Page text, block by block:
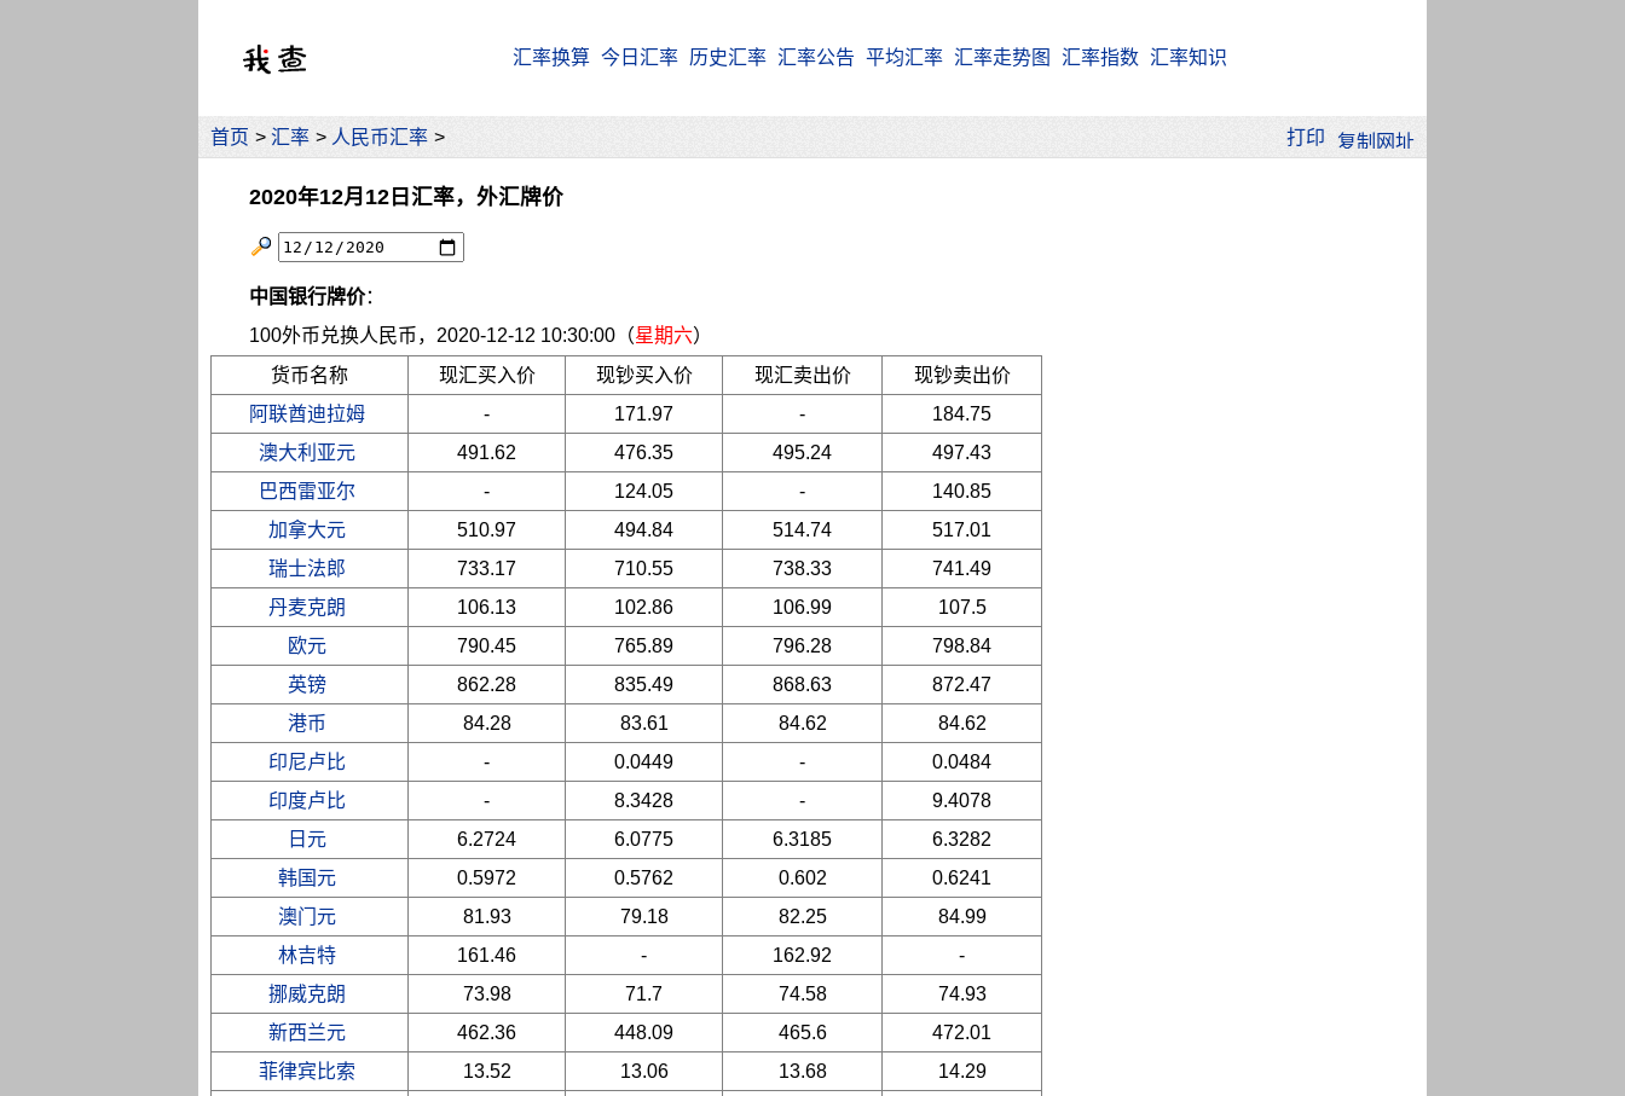
汇率换算 今日汇率 历史汇率 汇率公告 平均汇率 汇率走势图 汇率指数 汇率知识
首页 > 汇率 > 人民币汇率 > 打印
2020年12月12日汇率，外汇牌价
中国银行牌价：
100外币兑换人民币，2020-12-12 10:30:00（星期六）
货币名称
现汇买入价 现钞买入价 现汇卖出价
现钞卖出价
阿联酋迪拉姆
- 171.97 -
184.75
澳大利亚元
491.62 476.35 495.24
497.43
巴西雷亚尔
- 124.05 -
140.85
加拿大元
510.97 494.84 514.74
517.01
瑞士法郎
733.17 710.55 738.33
741.49
丹麦克朗
106.13 102.86 106.99
107.5
欧元
790.45 765.89 796.28
798.84
英镑
862.28 835.49 868.63
872.47
港币
84.28 83.61 84.62
84.62
印尼卢比
- 0.0449 -
0.0484
印度卢比
- 8.3428 -
9.4078
日元
6.2724 6.0775 6.3185
6.3282
韩国元
0.5972 0.5762 0.602
0.6241
澳门元
81.93 79.18 82.25
84.99
林吉特
161.46 - 162.92
-
挪威克朗
73.98 71.7 74.58
74.93
新西兰元
462.36 448.09 465.6
472.01
菲律宾比索
13.52 13.06 13.68
14.29